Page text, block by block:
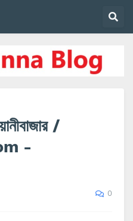
/
-
0